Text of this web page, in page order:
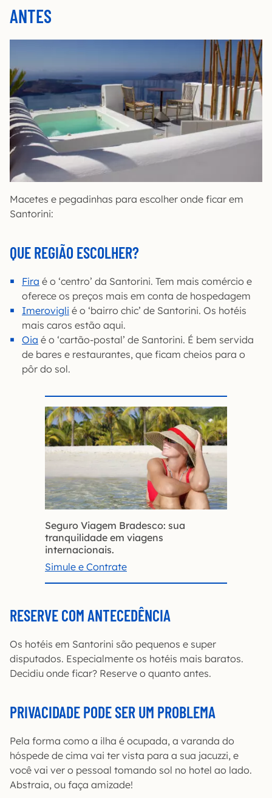
ANTES
Macetes e pegadinhas para escolher onde ficar em
Santorini:
QUE REGIÃO ESCOLHER?
Fira é o ‘centro’ da Santorini. Tem mais comércio e
oferece os preços mais em conta de hospedagem
Imerovigli é o ‘bairro chic’ de Santorini. Os hotéis
mais caros estão aqui.
Oia é o ‘cartão-postal’ de Santorini. É bem servida
de bares e restaurantes, que ficam cheios para o
pôr do sol.
Seguro Viagem Bradesco: sua
tranquilidade em viagens
internacionais.
Simule e Contrate
RESERVE COM ANTECEDÊNCIA
Os hotéis em Santorini são pequenos e super
disputados. Especialmente os hotéis mais baratos.
Decidiu onde ficar? Reserve o quanto antes.
PRIVACIDADE PODE SER UM PROBLEMA
Pela forma como a ilha é ocupada, a varanda do
hóspede de cima vai ter vista para a sua jacuzzi, e
você vai ver o pessoal tomando sol no hotel ao lado.
Abstraia, ou faça amizade!